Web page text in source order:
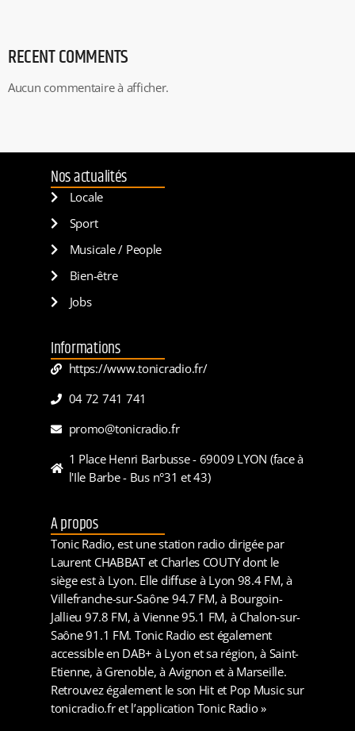
RECENT COMMENTS
Aucun commentaire à afficher.
Nos actualités
Locale
Sport
Musicale / People
Bien-être
Jobs
Informations
https://www.tonicradio.fr/
04 72 741 741
promo@tonicradio.fr
1 Place Henri Barbusse - 69009 LYON (face à
l'Ile Barbe - Bus n°31 et 43)
A propos
Tonic Radio, est une station radio dirigée par
Laurent CHABBAT et Charles COUTY dont le
siège est à Lyon. Elle diffuse à Lyon 98.4 FM, à
Villefranche-sur-Saône 94.7 FM, à Bourgoin-
Jallieu 97.8 FM, à Vienne 95.1 FM, à Chalon-sur-
Saône 91.1 FM. Tonic Radio est également
accessible en DAB+ à Lyon et sa région, à Saint-
Etienne, à Grenoble, à Avignon et à Marseille.
Retrouvez également le son Hit et Pop Music sur
tonicradio.fr et l’application Tonic Radio »